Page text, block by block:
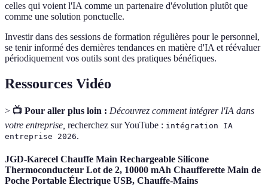
celles qui voient l'IA comme un partenaire d'évolution plutôt que
comme une solution ponctuelle.
Investir dans des sessions de formation régulières pour le personnel,
se tenir informé des dernières tendances en matière d'IA et réévaluer
périodiquement vos outils sont des pratiques bénéfiques.
Ressources Vidéo
> 📺 Pour aller plus loin : Découvrez comment intégrer l'IA dans
votre entreprise, recherchez sur YouTube : intégration IA
entreprise 2026.
JGD-Karecel Chauffe Main Rechargeable Silicone
Thermoconducteur Lot de 2, 10000 mAh Chaufferette Main de
Poche Portable Électrique USB, Chauffe-Mains